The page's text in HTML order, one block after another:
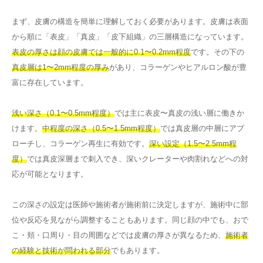
まず、皮膚の構造を簡単に理解しておく必要があります。皮膚は表面
から順に「表皮」「真皮」「皮下組織」の三層構造になっています。
表皮の厚さは顔の皮膚では一般的に0.1〜0.2mm程度です。その下の
真皮層は1〜2mm程度の厚みがあり、コラーゲンやヒアルロン酸が豊
富に存在しています。
浅い深さ（0.1〜0.5mm程度）では主に表皮〜真皮の浅い層に働きか
けます。 中程度の深さ（0.5〜1.5mm程度）では真皮層の中層にアプ
ローチし、コラーゲン再生に有効です。 深い設定（1.5〜2.5mm程
度）では真皮深層まで刺入でき、深いクレーターや肉割れなどへの対
応が可能となります。
この深さの設定は医師や施術者が施術前に決定しますが、施術中に部
位や反応を見ながら調整することもあります。同じ顔の中でも、おで
こ・頬・口周り・目の周囲などでは皮膚の厚さが異なるため、 施術者
の経験と技術が問われる部分でもあります。